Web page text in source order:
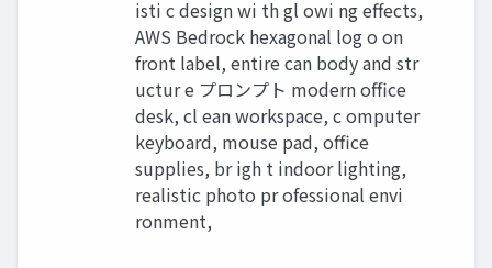
isti c design wi th gl owi ng effects,
AWS Bedrock hexagonal log o on
front label, entire can body and str
uctur e プロンプト modern office
desk, cl ean workspace, c omputer
keyboard, mouse pad, office
supplies, br igh t indoor lighting,
realistic photo pr ofessional envi
ronment,